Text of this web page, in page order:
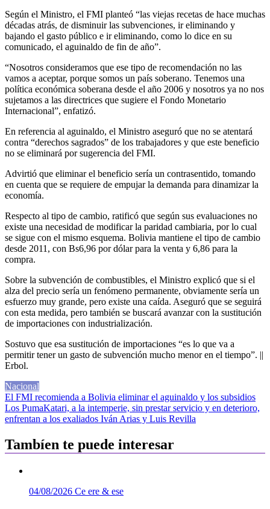
Según el Ministro, el FMI planteó “las viejas recetas de hace muchas
décadas atrás, de disminuir las subvenciones, ir eliminando y
bajando el gasto público e ir eliminando, como lo dice en su
comunicado, el aguinaldo de fin de año”.
“Nosotros consideramos que ese tipo de recomendación no las
vamos a aceptar, porque somos un país soberano. Tenemos una
política económica soberana desde el año 2006 y nosotros ya no nos
sujetamos a las directrices que sugiere el Fondo Monetario
Internacional”, enfatizó.
En referencia al aguinaldo, el Ministro aseguró que no se atentará
contra “derechos sagrados” de los trabajadores y que este beneficio
no se eliminará por sugerencia del FMI.
Advirtió que eliminar el beneficio sería un contrasentido, tomando
en cuenta que se requiere de empujar la demanda para dinamizar la
economía.
Respecto al tipo de cambio, ratificó que según sus evaluaciones no
existe una necesidad de modificar la paridad cambiaria, por lo cual
se sigue con el mismo esquema. Bolivia mantiene el tipo de cambio
desde 2011, con Bs6,96 por dólar para la venta y 6,86 para la
compra.
Sobre la subvención de combustibles, el Ministro explicó que si el
alza del precio sería un fenómeno permanente, obviamente sería un
esfuerzo muy grande, pero existe una caída. Aseguró que se seguirá
con esta medida, pero también se buscará avanzar con la sustitución
de importaciones con industrialización.
Sostuvo que esa sustitución de importaciones “es lo que va a
permitir tener un gasto de subvención mucho menor en el tiempo”. ||
Erbol.
Nacional
Navegación
de
El FMI recomienda a Bolivia eliminar el aguinaldo y los subsidios
Los PumaKatari, a la intemperie, sin prestar servicio y en deterioro,
enfrentan a los exaliados Iván Arias y Luis Revilla
Tambíen te puede interesar
04/08/2026 Ce ere & ese